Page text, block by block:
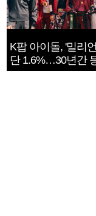
K팝 아이돌, '밀리
단 1.6%…30년간
1182개팀 전수조사